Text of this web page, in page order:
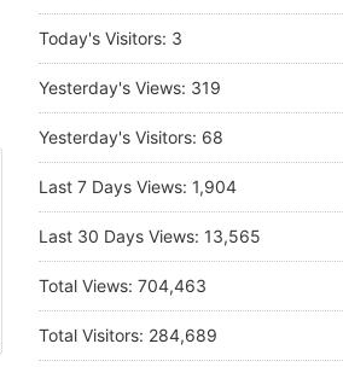
Today's Visitors: 3
Yesterday's Views: 319
Yesterday's Visitors: 68
Last 7 Days Views: 1,904
Last 30 Days Views: 13,565
Total Views: 704,463
Total Visitors: 284,689